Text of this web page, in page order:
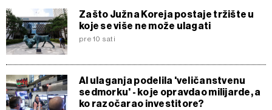
Zašto Južna Koreja postaje tržište u
koje se više ne može ulagati
pre 10 sati
AI ulaganja podelila 'veličanstvenu
sedmorku' - ko je opravdao milijarde, a
ko razočarao investitore?